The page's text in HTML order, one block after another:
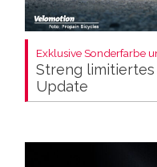
Exklusive Sonderfarbe
Streng limitiertes
Update